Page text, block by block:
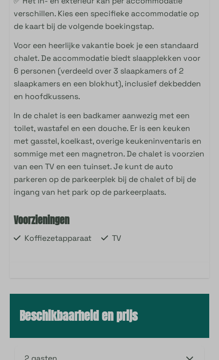
verschillen. Kies een specifieke accommodatie op
de kaart bij de volgende boekingstap.
Voor een heerlijke vakantie boek je een standaard
chalet. De accommodatie biedt slaapplekken voor
6 personen (verdeeld over 3 slaapkamers of 2
slaapkamers en een blokhut), inclusief dekbedden
en hoofdkussens.
In de chalet is een badkamer aanwezig met een
toilet, wastafel en een douche. Er is een keuken
met gasstel, koelkast, overige keukeninventaris en
sommige met een magnetron. De chalet is voorzien
van een TV en een tuinset. Je kunt de auto
parkeren op de parkeerplek bij de chalet of bij de
ingang van het park op de parkeerplaats.
Voorzieningen
Koffiezetapparaat TV
Beschikbaarheid en prijs